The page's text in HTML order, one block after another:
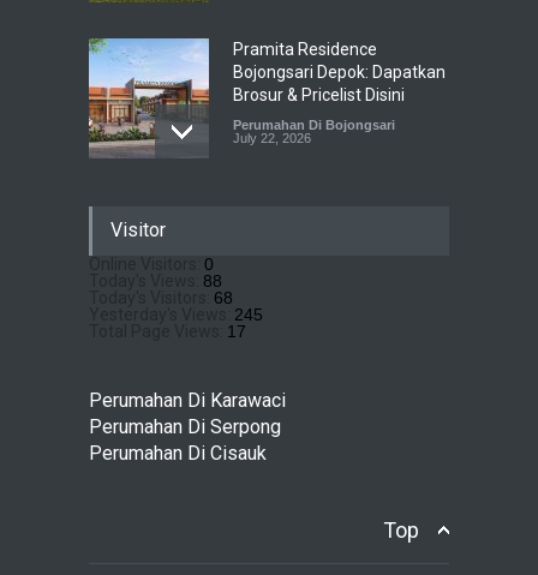
Pramita Residence
Bojongsari Depok: Dapatkan
Brosur & Pricelist Disini
Perumahan Di Bojongsari
July 22, 2026
Nuansa Resort di Gading
Serpong
Perumahan Di Serpong
Visitor
0
88
68
245
17
Perumahan Di Karawaci
Perumahan Di Serpong
Perumahan Di Cisauk
Top